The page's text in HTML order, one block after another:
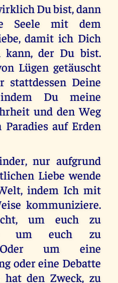
Du bist, dann
Seele mit dem
damit ich Dich
kann, der Du bist.
Lügen getäuscht
stattdessen Deine
indem Du meine
und den Weg
auf Erden
nur aufgrund
Liebe wende
indem Ich mit
kommuniziere.
um euch zu
um euch zu
Oder um eine
oder eine Debatte
hat den Zweck, zu